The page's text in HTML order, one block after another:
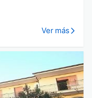
Ver más